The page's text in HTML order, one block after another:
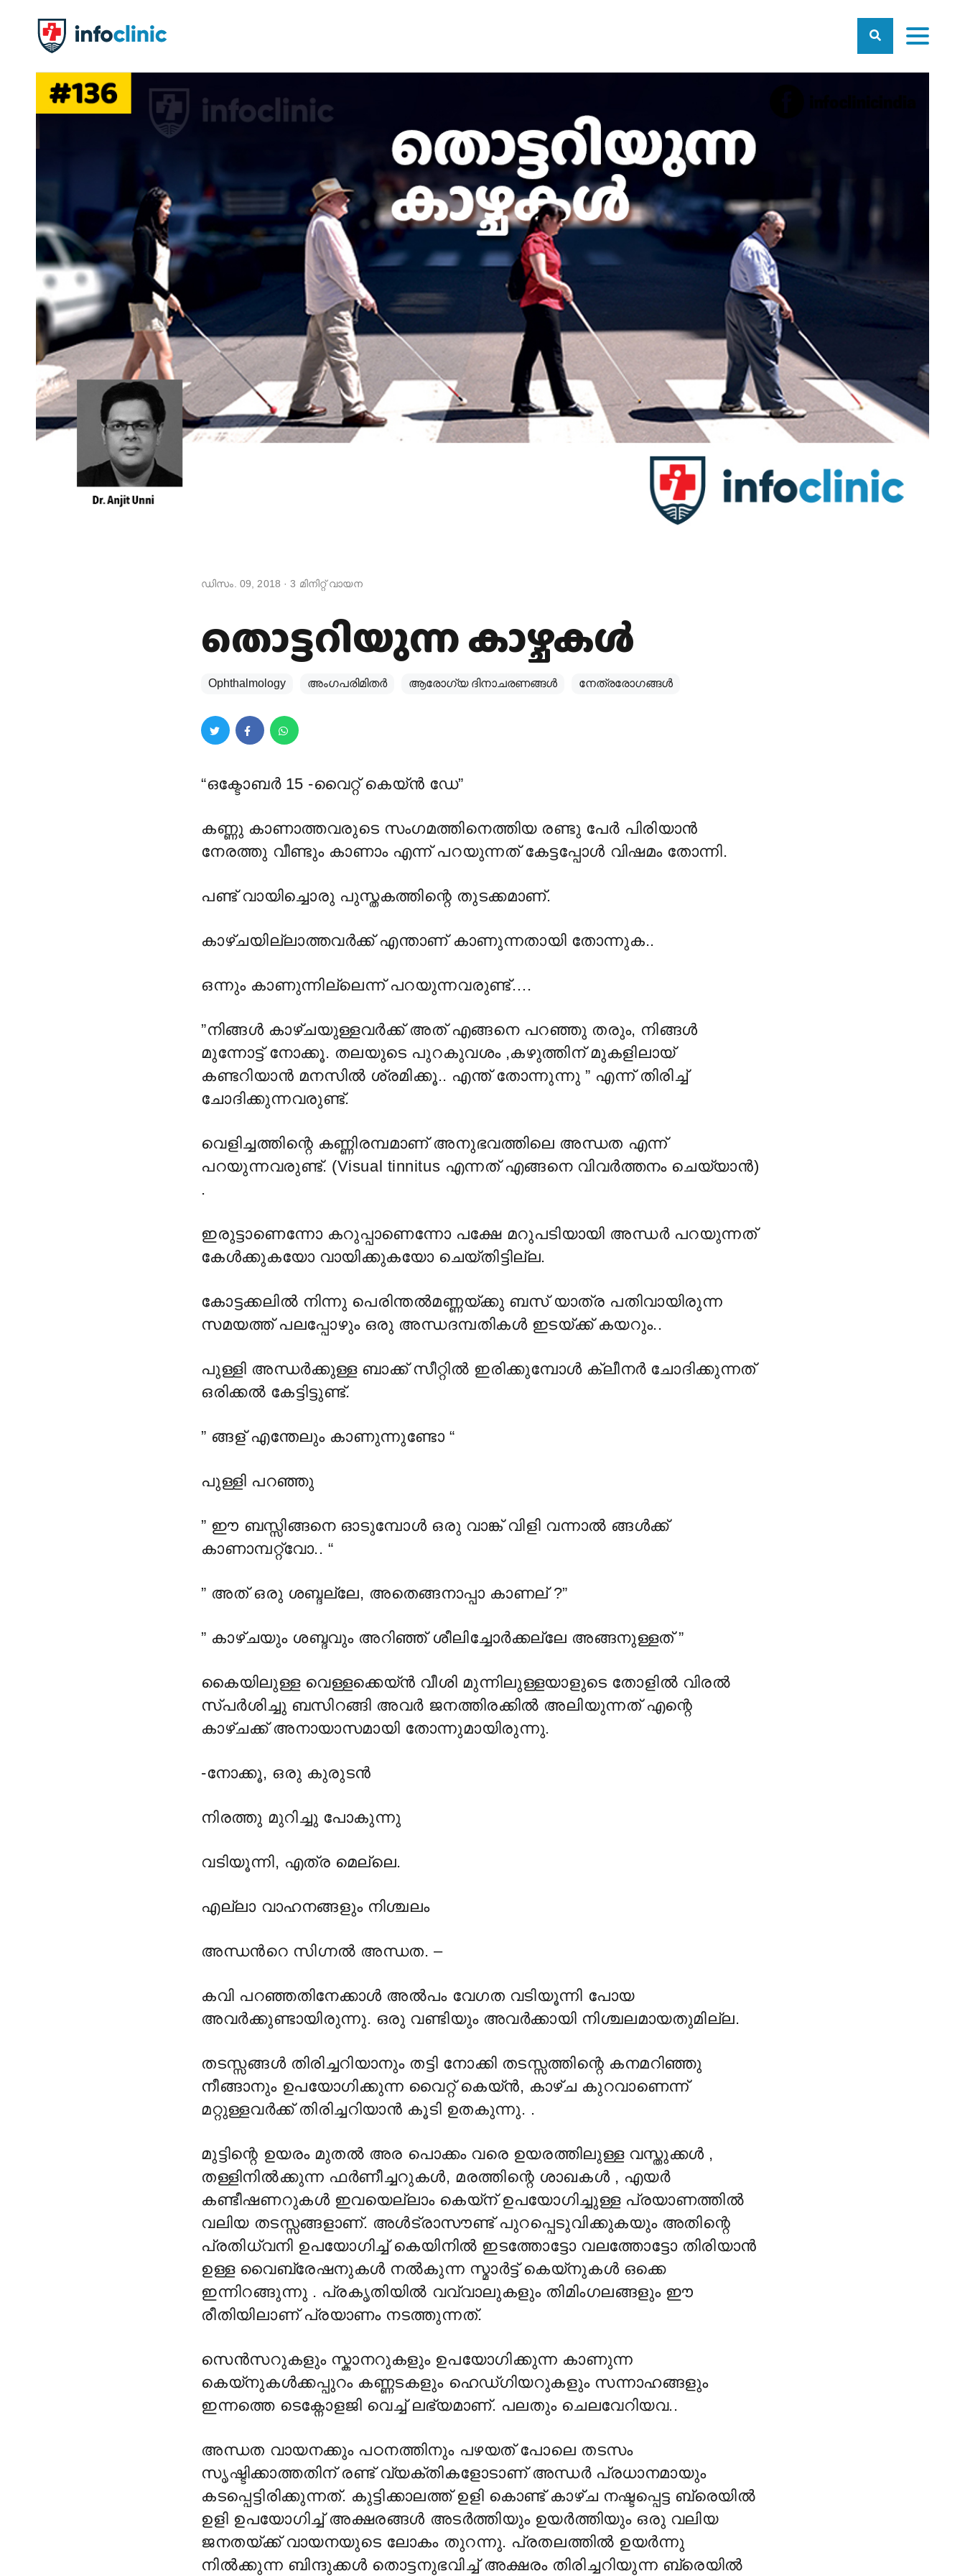
ഡിസം. 09, 2018 ·3 മിനിറ്റ് വായന
തൊട്ടറിയുന്ന കാഴ്ചകൾ
Ophthalmology അംഗപരിമിതർ ആരോഗ്യ ദിനാചരണങ്ങള്‍ നേത്രരോഗങ്ങള്‍
“ഒക്ടോബർ 15 -വൈറ്റ് കെയ്ൻ ഡേ”
കണ്ണു കാണാത്തവരുടെ സംഗമത്തിനെത്തിയ രണ്ടു പേർ പിരിയാൻ
നേരത്തു വീണ്ടും കാണാം എന്ന് പറയുന്നത് കേട്ടപ്പോൾ വിഷമം തോന്നി.
പണ്ട് വായിച്ചൊരു പുസ്തകത്തിന്റെ തുടക്കമാണ്.
കാഴ്ചയില്ലാത്തവർക്ക് എന്താണ് കാണുന്നതായി തോന്നുക..
ഒന്നും കാണുന്നില്ലെന്ന് പറയുന്നവരുണ്ട്….
”നിങ്ങൾ കാഴ്ചയുള്ളവർക്ക് അത് എങ്ങനെ പറഞ്ഞു തരും, നിങ്ങൾ
മുന്നോട്ട് നോക്കൂ. തലയുടെ പുറകുവശം ,കഴുത്തിന് മുകളിലായ്
കണ്ടറിയാൻ മനസിൽ ശ്രമിക്കൂ.. എന്ത് തോന്നുന്നു ” എന്ന് തിരിച്ച്
ചോദിക്കുന്നവരുണ്ട്.
വെളിച്ചത്തിന്റെ കണ്ണിരമ്പമാണ് അനുഭവത്തിലെ അന്ധത എന്ന്
പറയുന്നവരുണ്ട്. (Visual tinnitus എന്നത് എങ്ങനെ വിവർത്തനം ചെയ്യാൻ)
.
ഇരുട്ടാണെന്നോ കറുപ്പാണെന്നോ പക്ഷേ മറുപടിയായി അന്ധർ പറയുന്നത്
കേൾക്കുകയോ വായിക്കുകയോ ചെയ്തിട്ടില്ല.
കോട്ടക്കലിൽ നിന്നു പെരിന്തൽമണ്ണയ്ക്കു ബസ് യാത്ര പതിവായിരുന്ന
സമയത്ത് പലപ്പോഴും ഒരു അന്ധദമ്പതികൾ ഇടയ്ക്ക് കയറും..
പുള്ളി അന്ധർക്കുള്ള ബാക്ക് സീറ്റിൽ ഇരിക്കുമ്പോൾ ക്ലീനർ ചോദിക്കുന്നത്
ഒരിക്കൽ കേട്ടിട്ടുണ്ട്.
” ങ്ങള് എന്തേലും കാണുന്നുണ്ടോ “
പുള്ളി പറഞ്ഞു
” ഈ ബസ്സിങ്ങനെ ഓടുമ്പോൾ ഒരു വാങ്ക് വിളി വന്നാൽ ങ്ങൾക്ക്
കാണാമ്പറ്റ്വോ.. “
” അത് ഒരു ശബ്ദല്ലേ, അതെങ്ങനാപ്പാ കാണല് ?”
” കാഴ്ചയും ശബ്ദവും അറിഞ്ഞ് ശീലിച്ചോർക്കല്ലേ അങ്ങനുള്ളത് ”
കൈയിലുള്ള വെള്ളക്കെയ്ൻ വീശി മുന്നിലുള്ളയാളുടെ തോളിൽ വിരൽ
സ്പർശിച്ചു ബസിറങ്ങി അവർ ജനത്തിരക്കിൽ അലിയുന്നത് എന്റെ
കാഴ്ചക്ക് അനായാസമായി തോന്നുമായിരുന്നു.
-നോക്കൂ, ഒരു കുരുടൻ
നിരത്തു മുറിച്ചു പോകുന്നു
വടിയൂന്നി, എത്ര മെല്ലെ.
എല്ലാ വാഹനങ്ങളും നിശ്ചലം
അന്ധന്‍റെ സിഗ്നല്‍ അന്ധത. –
കവി പറഞ്ഞതിനേക്കാൾ അൽപം വേഗത വടിയൂന്നി പോയ
അവർക്കുണ്ടായിരുന്നു. ഒരു വണ്ടിയും അവർക്കായി നിശ്ചലമായതുമില്ല.
തടസ്സങ്ങൾ തിരിച്ചറിയാനും തട്ടി നോക്കി തടസ്സത്തിന്റെ കനമറിഞ്ഞു
നീങ്ങാനും ഉപയോഗിക്കുന്ന വൈറ്റ് കെയ്ൻ, കാഴ്ച കുറവാണെന്ന്
മറ്റുള്ളവർക്ക് തിരിച്ചറിയാൻ കൂടി ഉതകുന്നു. .
മുട്ടിന്റെ ഉയരം മുതൽ അര പൊക്കം വരെ ഉയരത്തിലുള്ള വസ്തുക്കൾ ,
തള്ളിനിൽക്കുന്ന ഫർണീച്ചറുകൾ, മരത്തിന്റെ ശാഖകൾ , എയർ
കണ്ടീഷണറുകൾ ഇവയെല്ലാം കെയ്ന് ഉപയോഗിച്ചുള്ള പ്രയാണത്തിൽ
വലിയ തടസ്സങ്ങളാണ്. അൾട്രാസൗണ്ട് പുറപ്പെടുവിക്കുകയും അതിന്റെ
പ്രതിധ്വനി ഉപയോഗിച്ച് കെയിനിൽ ഇടത്തോട്ടോ വലത്തോട്ടോ തിരിയാൻ
ഉള്ള വൈബ്രേഷനുകൾ നൽകുന്ന സ്മാർട്ട് കെയ്നുകൾ ഒക്കെ
ഇന്നിറങ്ങുന്നു . പ്രകൃതിയിൽ വവ്വാലുകളും തിമിംഗലങ്ങളും ഈ
രീതിയിലാണ് പ്രയാണം നടത്തുന്നത്.
‎സെൻസറുകളും സ്കാനറുകളും ഉപയോഗിക്കുന്ന കാണുന്ന
കെയ്നുകൾക്കപ്പുറം കണ്ണടകളും ഹെഡ്ഗിയറുകളും സന്നാഹങ്ങളും
ഇന്നത്തെ ടെക്നോളജി വെച്ച് ലഭ്യമാണ്‌. പലതും ചെലവേറിയവ..
അന്ധത വായനക്കും പഠനത്തിനും പഴയത് പോലെ തടസം
സൃഷ്ടിക്കാത്തതിന് രണ്ട് വ്യക്തികളോടാണ് അന്ധർ പ്രധാനമായും
കടപ്പെട്ടിരിക്കുന്നത്. കുട്ടിക്കാലത്ത് ഉളി കൊണ്ട് കാഴ്ച നഷ്ടപ്പെട്ട ബ്രെയിൽ
ഉളി ഉപയോഗിച്ച് അക്ഷരങ്ങൾ അടർത്തിയും ഉയർത്തിയും ഒരു വലിയ
ജനതയ്ക്ക് വായനയുടെ ലോകം തുറന്നു. പ്രതലത്തിൽ ഉയർന്നു
നിൽക്കുന്ന ബിന്ദുക്കൾ തൊട്ടനുഭവിച്ച് അക്ഷരം തിരിച്ചറിയുന്ന ബ്രെയിൽ